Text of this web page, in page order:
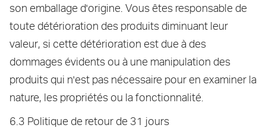
son emballage d'origine. Vous êtes responsable de
toute détérioration des produits diminuant leur
valeur, si cette détérioration est due à des
dommages évidents ou à une manipulation des
produits qui n'est pas nécessaire pour en examiner la
nature, les propriétés ou la fonctionnalité.
6.3 Politique de retour de 31 jours